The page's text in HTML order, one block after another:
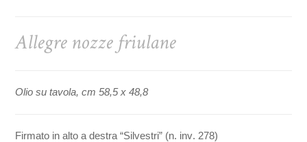
Allegre nozze friulane
Olio su tavola, cm 58,5 x 48,8
Firmato in alto a destra “Silvestri” (n. inv. 278)